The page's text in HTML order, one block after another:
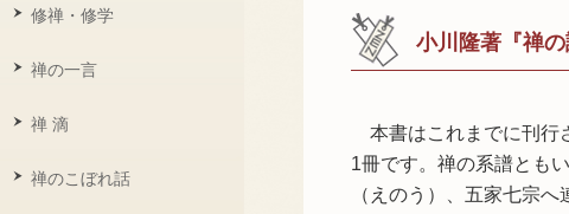
修禅・修学
禅の一言
禅 滴
禅のこぼれ話
小川隆著『禅
本書はこれまでに刊行
1冊です。禅の系譜とも
（えのう）、五家七宗